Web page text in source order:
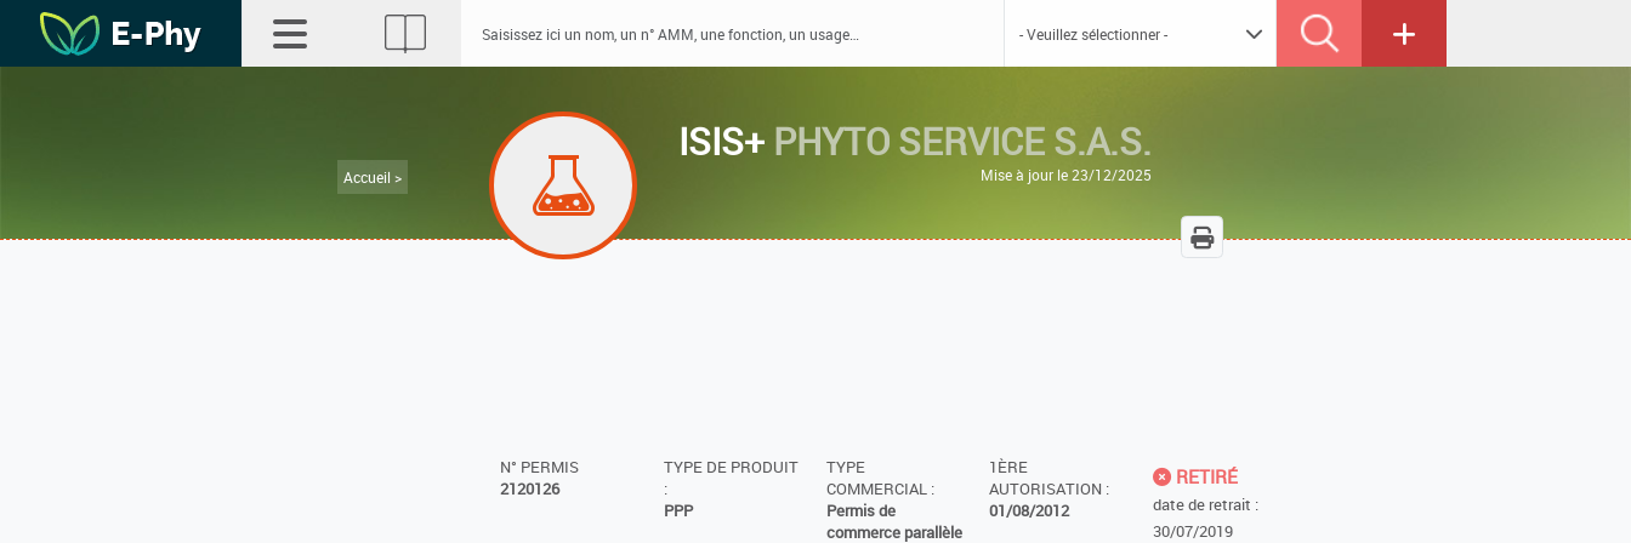
Accueil >
ISIS+ PHYTO SERVICE S.A.S.
Mise à jour le 23/12/2025
N° PERMIS
2120126
TYPE DE PRODUIT
:
PPP
TYPE
COMMERCIAL :
Permis de
commerce parallèle
1ÈRE
AUTORISATION :
01/08/2012
RETIRÉ
date de retrait :
30/07/2019